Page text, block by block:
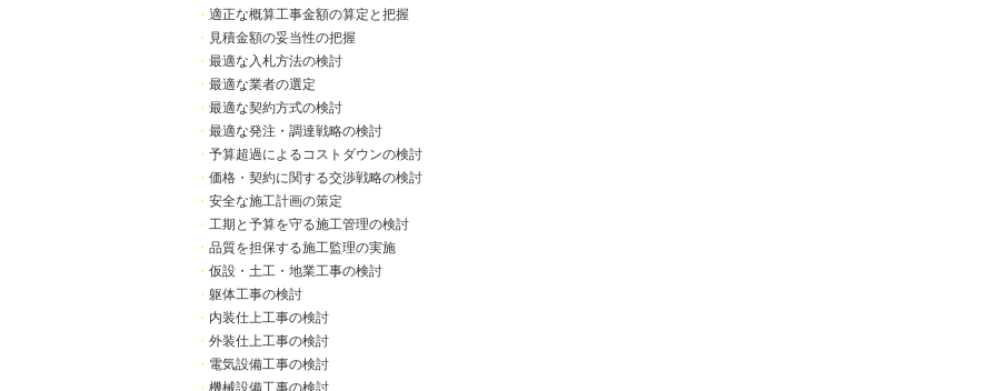
・ 適正な概算工事金額の算定と把握
・ 見積金額の妥当性の把握
・ 最適な入札方法の検討
・ 最適な業者の選定
・ 最適な契約方式の検討
・ 最適な発注・調達戦略の検討
・ 予算超過によるコストダウンの検討
・ 価格・契約に関する交渉戦略の検討
・ 安全な施工計画の策定
・ 工期と予算を守る施工管理の検討
・ 品質を担保する施工監理の実施
・ 仮設・土工・地業工事の検討
・ 躯体工事の検討
・ 内装仕上工事の検討
・ 外装仕上工事の検討
・ 電気設備工事の検討
・ 機械設備工事の検討